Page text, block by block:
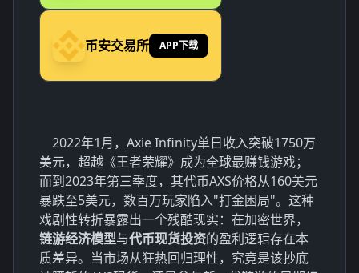
币安交易所 APP下载
2022年1月，Axie Infinity单日收入突破1750万
美元，超越《王者荣耀》成为全球最赚钱游戏；
而到2023年第三季度，其代币AXS价格从160美元
暴跌至5美元，数百万玩家陷入"打金困局"。这种
戏剧性转折暴露出一个残酷现实：在加密世界，
链游经济模型与代币现货投资的盈利逻辑存在本
质差异。当市场从狂热回归理性，究竟是该抄底